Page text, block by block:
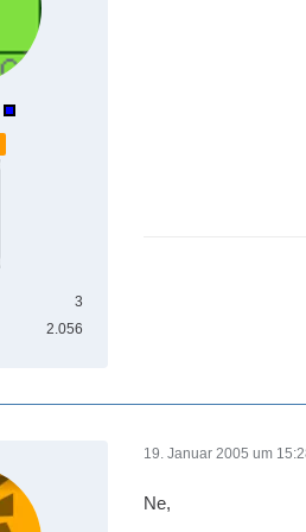
3
2.056
19. Januar 2005 um
Ne,